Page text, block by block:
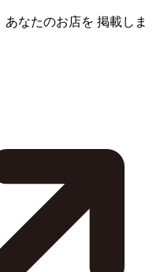
あなたのお店を 掲載しま